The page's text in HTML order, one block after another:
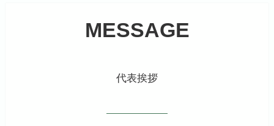
MESSAGE
代表挨拶